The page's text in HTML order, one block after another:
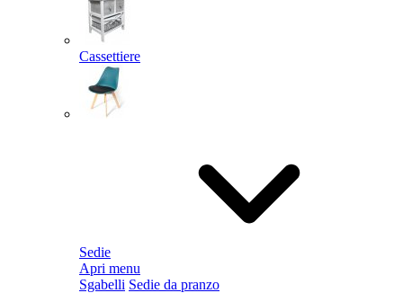
Cassettiere
Sedie
Apri menu
Sgabelli Sedie da pranzo